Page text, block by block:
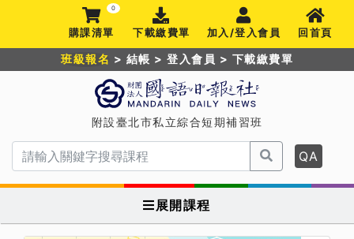
0
購課清單 下載繳費單 加入/登入會員 回首頁
附設臺北市私立綜合短期補習班
QA
展開課程
班級報名 > 結帳 > 登入會員 > 下載繳費單